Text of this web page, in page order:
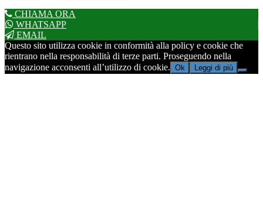
CHIAMA ORA
WHATSAPP
EMAIL
Questo sito utilizza cookie in conformità alla policy e cookie che
rientrano nella responsabilità di terze parti. Proseguendo nella
navigazione acconsenti all’utilizzo di cookie. Ok Leggi di più